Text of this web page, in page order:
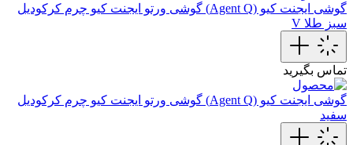
گوشی ایجنت کیو (Agent Q)
گوشی ورتو ایجنت کیو چرم کرکودیل
سبز طلا V
تماس بگیرید
گوشی ایجنت کیو (Agent Q)
گوشی ورتو ایجنت کیو چرم‌ کرکودیل
سفید